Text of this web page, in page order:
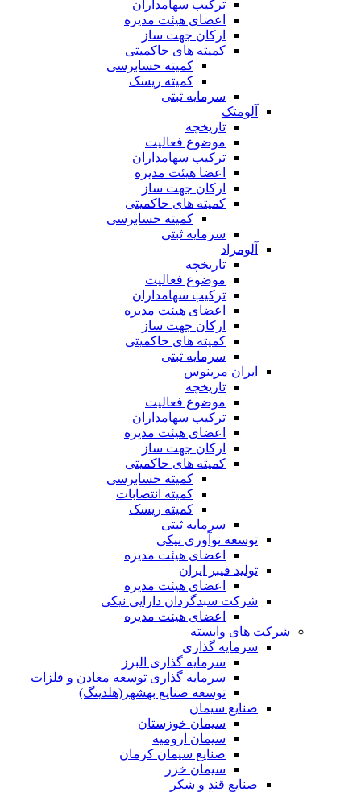
ترکیب سهامداران
اعضای هیئت مدیره
ارکان جهت ساز
کمیته های حاکمیتی
کمیته حسابرسی
کمیته ریسک
سرمایه ثبتی
آلومتک
تاریخچه
موضوع فعالیت
ترکیب سهامداران
اعضا هیئت مدیره
ارکان جهت ساز
کمیته های حاکمیتی
کمیته حسابرسی
سرمایه ثبتی
آلومراد
تاریخچه
موضوع فعالیت
ترکیب سهامداران
اعضای هیئت مدیره
ارکان جهت ساز
کمیته های حاکمیتی
سرمایه ثبتی
ایران مرینوس
تاریخچه
موضوع فعالیت
ترکیب سهامداران
اعضای هیئت مدیره
ارکان جهت ساز
کمیته های حاکمیتی
کمیته حسابرسی
کمیته انتصابات
کمیته ریسک
سرمایه ثبتی
توسعه نوآوری نیکی
اعضای هیئت مدیره
تولید فیبر ایران
اعضای هیئت مدیره
شرکت سبدگردان دارایی نیکی
اعضای هیئت مدیره
شرکت های وابسته
سرمایه گذاری
سرمایه گذاری البرز
سرمایه گذاری توسعه معادن و فلزات
توسعه‌ صنایع‌ بهشهر(هلدینگ)
صنایع سیمان
سیمان خوزستان
سیمان ارومیه
صنایع سیمان کرمان
سیمان خزر
صنایع قند و شکر